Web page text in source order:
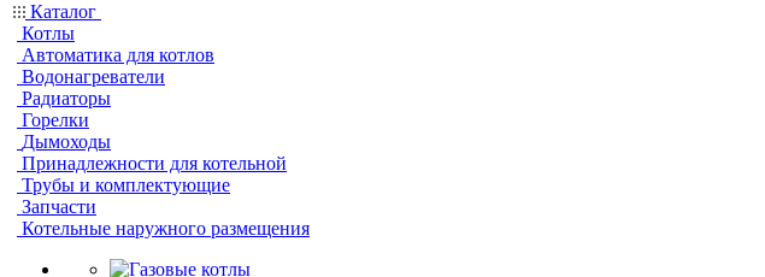
Каталог
Котлы
Автоматика для котлов
Водонагреватели
Радиаторы
Горелки
Дымоходы
Принадлежности для котельной
Трубы и комплектующие
Запчасти
Котельные наружного размещения